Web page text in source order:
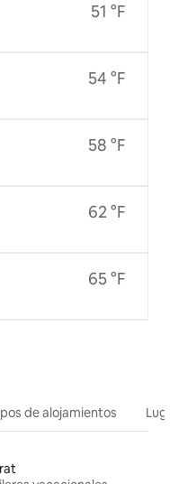
51 °F
54 °F
58 °F
62 °F
65 °F
de alojamientos